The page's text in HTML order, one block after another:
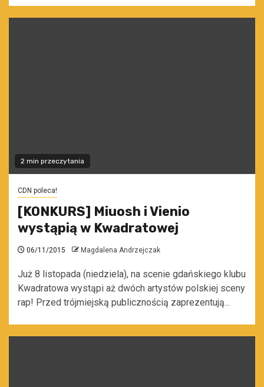
2 min przeczytania
CDN poleca!
[KONKURS] Miuosh i Vienio
wystąpią w Kwadratowej
06/11/2015 Magdalena Andrzejczak
Już 8 listopada (niedziela), na scenie gdańskiego klubu
Kwadratowa wystąpi aż dwóch artystów polskiej sceny
rap! Przed trójmiejską publicznością zaprezentują...